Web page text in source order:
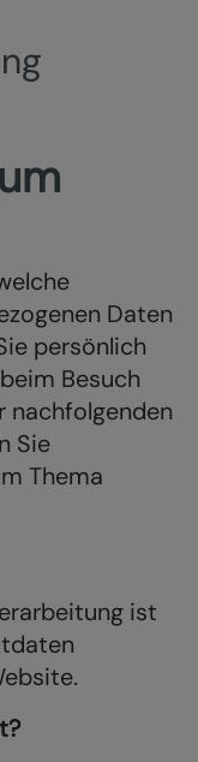
Daten
persönlich
Besuch
nachfolgenden
Sie
Thema
ist